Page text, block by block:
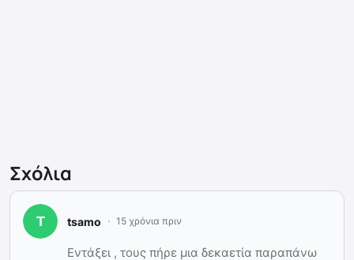
Σχόλια
tsamo 15 χρόνια πριν
Εντάξει , τους πήρε μια δεκαετία παραπάνω